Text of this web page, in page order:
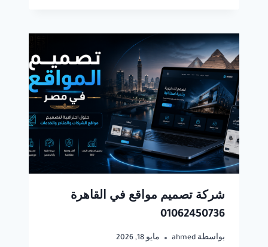
شركة تصميم مواقع في القاهرة
01062450736
بواسطة ahmed مايو 18, 2026